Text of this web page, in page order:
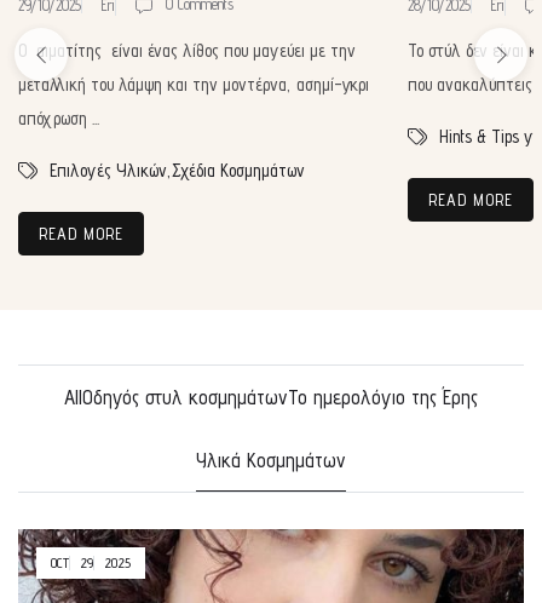
29/10/2025 Eri
Ο αιματίτης είναι ένας λίθος που μαγεύει με την
μεταλλική του λάμψη και την μοντέρνα, ασημί-γκρι
απόχρωση ...
Επιλογές Υλικών, Σχέδια Κοσμημάτων
READ MORE
28/10/2025 Eri
Το στύλ δεν είναι
που ανακαλύπτεις !
Hints & Tips
READ MORE
AllΟδηγός στυλ κοσμημάτωνΤο ημερολόγιο της Έρης
Υλικά Κοσμημάτων
OCT 29 2025